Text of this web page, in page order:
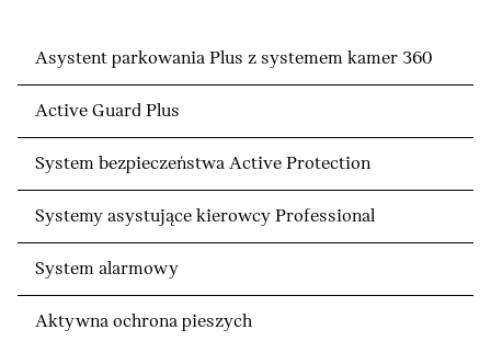
Asystent parkowania Plus z systemem kamer 360
Active Guard Plus
System bezpieczeństwa Active Protection
Systemy asystujące kierowcy Professional
System alarmowy
Aktywna ochrona pieszych